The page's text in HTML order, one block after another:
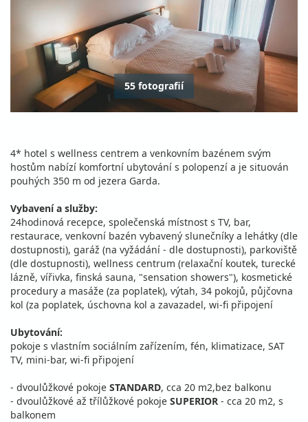
55 fotografií
4* hotel s wellness centrem a venkovním bazénem svým
hostům nabízí komfortní ubytování s polopenzí a je situován
pouhých 350 m od jezera Garda.
Vybavení a služby:
24hodinová recepce, společenská místnost s TV, bar,
restaurace, venkovní bazén vybavený slunečníky a lehátky (dle
dostupnosti), garáž (na vyžádání - dle dostupnosti), parkoviště
(dle dostupnosti), wellness centrum (relaxační koutek, turecké
lázně, vířivka, finská sauna, "sensation showers"), kosmetické
procedury a masáže (za poplatek), výtah, 34 pokojů, půjčovna
kol (za poplatek, úschovna kol a zavazadel, wi-fi připojení
Ubytování:
pokoje s vlastním sociálním zařízením, fén, klimatizace, SAT
TV, mini-bar, wi-fi připojení
- dvoulůžkové pokoje STANDARD, cca 20 m2,bez balkonu
- dvoulůžkové až třílůžkové pokoje SUPERIOR - cca 20 m2, s
balkonem